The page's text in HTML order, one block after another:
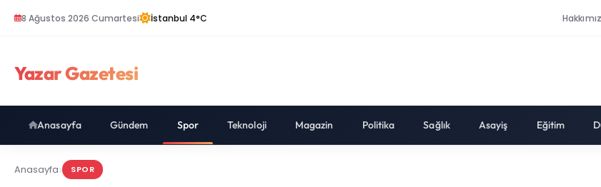
8 Ağustos 2026 Cumartesi İstanbul 4°C
Yazar Gazetesi
Anasayfa Gündem Spor Teknoloji Magazin Politika Sağlık Asayiş Eğitim
Anasayfa SPOR